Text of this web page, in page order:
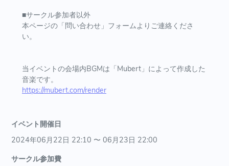
■サークル参加者以外
本ページの「問い合わせ」フォームよりご連絡くださ
い。
当イベントの会場内BGMは「Mubert」によって作成した
音楽です。
https://mubert.com/render
イベント開催日
2024年06月22日 22:10 〜 06月23日 22:00
サークル参加費